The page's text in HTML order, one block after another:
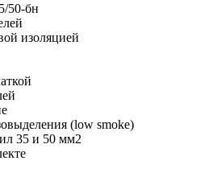
50-бн
изоляцией
(low smoke)
35 и 50 мм2